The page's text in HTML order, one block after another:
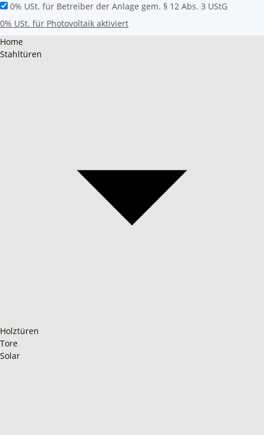
0% USt. für Betreiber der Anlage gem. § 12 Abs. 3 UStG
0% USt. für Photovoltaik aktiviert
Home
Stahltüren
Holztüren
Tore
Solar